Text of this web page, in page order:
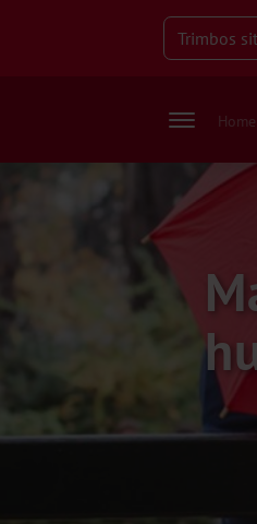
Trimbos
Home